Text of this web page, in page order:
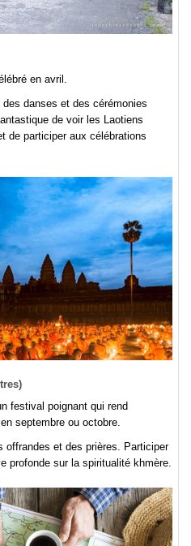
en avril.
danses et des cérémonies
de voir les Laotiens
de participer aux célébrations
festival poignant qui rend
septembre ou octobre.
offrandes et des prières. Participer
profonde sur la spiritualité khmère.